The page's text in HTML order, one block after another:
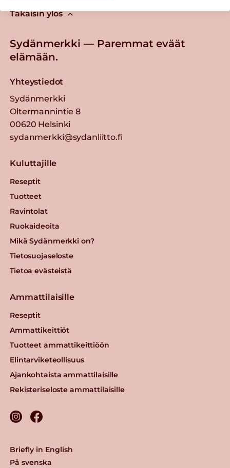
Takaisin ylös
Sydänmerkki — Paremmat eväät
elämään.
Yhteystiedot
Sydänmerkki
Oltermannintie 8
00620 Helsinki
sydanmerkki@sydanliitto.fi
Kuluttajille
Reseptit
Tuotteet
Ravintolat
Ruokaideoita
Mikä Sydänmerkki on?
Tietosuojaseloste
Tietoa evästeistä
Ammattilaisille
Reseptit
Ammattikeittiöt
Tuotteet ammattikeittiöön
Elintarviketeollisuus
Ajankohtaista ammattilaisille
Rekisteriseloste ammattilaisille
Briefly in English
På svenska